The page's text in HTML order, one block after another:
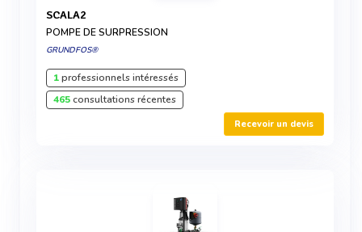
SCALA2
POMPE DE SURPRESSION
GRUNDFOS®
1professionnels intéressés
465consultations récentes
Recevoir un devis